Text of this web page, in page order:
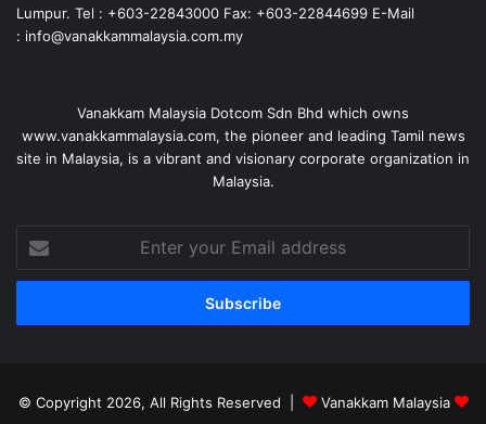
Lumpur. Tel : +603-22843000 Fax: +603-22844699 E-Mail
: info@vanakkammalaysia.com.my
Vanakkam Malaysia Dotcom Sdn Bhd which owns
www.vanakkammalaysia.com, the pioneer and leading Tamil news
site in Malaysia, is a vibrant and visionary corporate organization in
Malaysia.
your
Email
© Copyright 2026, All Rights Reserved | Vanakkam Malaysia